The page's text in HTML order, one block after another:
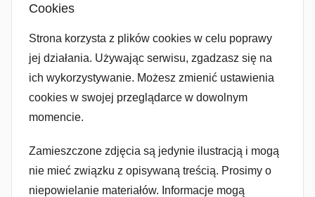
Cookies
Strona korzysta z plików cookies w celu poprawy
jej działania. Używając serwisu, zgadzasz się na
ich wykorzystywanie. Możesz zmienić ustawienia
cookies w swojej przeglądarce w dowolnym
momencie.
Zamieszczone zdjęcia są jedynie ilustracją i mogą
nie mieć związku z opisywaną treścią. Prosimy o
niepowielanie materiałów. Informacje mogą